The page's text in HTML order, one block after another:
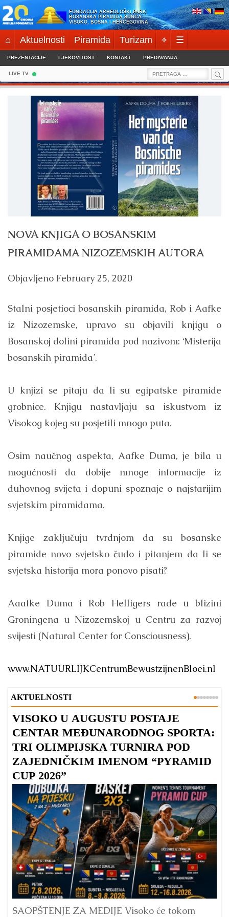
Skip
to
content
FONDACIJA ARHEOLOŠKI PARK:
BOSANSKA PIRAMIDA SUNCA
VISOKO, BOSNA I HERCEGOVINA
⌂ Aktuelnosti Piramida Turizam ⌖ ☰
PREZENTACIJE LJEKOVITOST KONTAKT PREDAVANJA
LIVE TV
Search
for:
NOVA KNJIGA O BOSANSKIM
PIRAMIDAMA NIZOZEMSKIH AUTORA
Objavljeno February 25, 2020
Stalni posjetioci bosanskih piramida, Rob i Aafke
iz Nizozemske, upravo su objavili knjigu o
Bosanskoj dolini piramida pod nazivom: ‘Misterija
bosanskih piramida’.
U knjizi se pitaju da li su egipatske piramide
grobnice. Knjigu nastavljaju sa iskustvom iz
Visokog kojeg su posjetili mnogo puta.
Osim naučnog aspekta, Aafke Duma, je bila u
mogućnosti da dobije mnoge informacije iz
duhovnog svijeta i dopuni spoznaje o najstarijim
svjetskim piramidama.
Knjige zaključuju tvrdnjom da su bosanske
piramide novo svjetsko čudo i pitanjem da li se
svjetska historija mora ponovo pisati?
Aaafke Duma i Rob Helligers rade u blizini
Groningena u Nizozemskoj u Centru za razvoj
svijesti (Natural Center for Consciousness).
www.NATUURLIJKCentrumBewustzijnenBloei.nl
AKTUELNOSTI
VISOKO U AUGUSTU POSTAJE
CENTAR MEĐUNARODNOG SPORTA:
TRI OLIMPIJSKA TURNIRA POD
ZAJEDNIČKIM IMENOM “PYRAMID
CUP 2026”
SAOPŠTENJE ZA MEDIJE Visoko će tokom